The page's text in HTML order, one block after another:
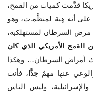
قدَّمت كميات من القمح،
على أنه هِبة لمنظَّمات، وهو
مرض السرطان لمستهلكيه،
القمح الأمريكي الذي كان
أمراض السرطان… وهكذا
عنها مهمٌ جدًّا ، فأنت
والإسرائيلية، وليس الناس